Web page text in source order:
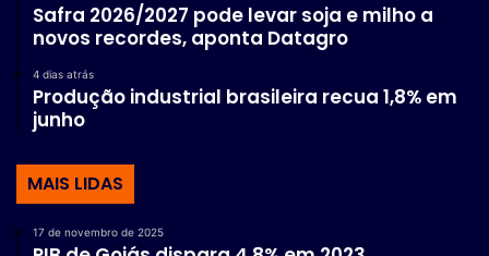
Safra 2026/2027 pode levar soja e milho a
novos recordes, aponta Datagro
4 dias atrás
Produção industrial brasileira recua 1,8% em
junho
MAIS LIDAS
17 de novembro de 2025